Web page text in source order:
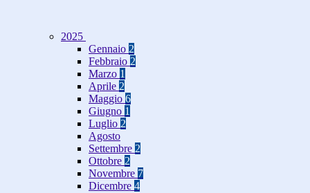
2025
Gennaio 2
Febbraio 2
Marzo 1
Aprile 2
Maggio 6
Giugno 1
Luglio 2
Agosto
Settembre 2
Ottobre 2
Novembre 7
Dicembre 4